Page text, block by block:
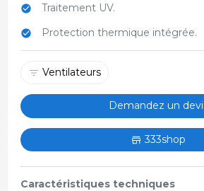
Traitement UV.
Protection thermique intégrée.
Ventilateurs
Demandez un
333shop
Caractéristiques techniques